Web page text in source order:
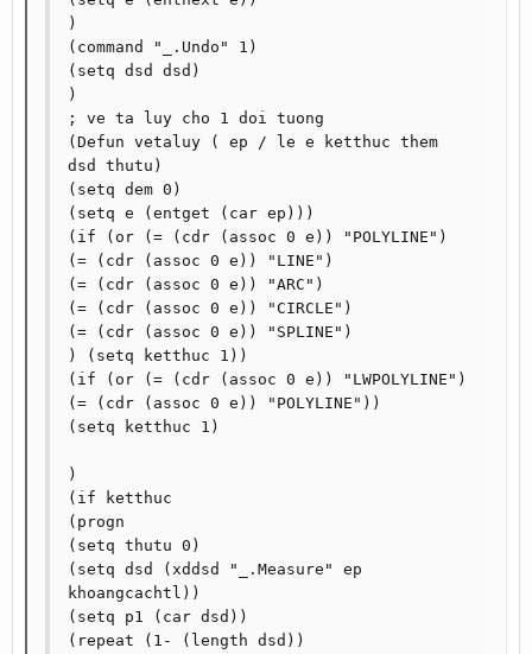
)
(command "_.Undo" 1)
(setq dsd dsd)
)
; ve ta luy cho 1 doi tuong
(Defun vetaluy ( ep / le e ketthuc them
dsd thutu)
(setq dem 0)
(setq e (entget (car ep)))
(if (or (= (cdr (assoc 0 e)) "POLYLINE")
(= (cdr (assoc 0 e)) "LINE")
(= (cdr (assoc 0 e)) "ARC")
(= (cdr (assoc 0 e)) "CIRCLE")
(= (cdr (assoc 0 e)) "SPLINE")
) (setq ketthuc 1))
(if (or (= (cdr (assoc 0 e)) "LWPOLYLINE")
(= (cdr (assoc 0 e)) "POLYLINE"))
(setq ketthuc 1)
)
(if ketthuc
(progn
(setq thutu 0)
(setq dsd (xddsd "_.Measure" ep
khoangcachtl))
(setq p1 (car dsd))
(repeat (1- (length dsd))